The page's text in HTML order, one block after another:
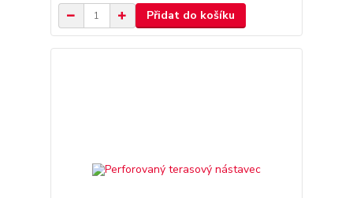
Přidat do košíku